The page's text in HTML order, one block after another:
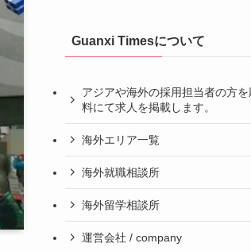
Guanxi Timesについて
アジアや海外の採用担当者の方
料にて求人を掲載します。
海外エリア一覧
海外就職相談所
海外留学相談所
運営会社 / company